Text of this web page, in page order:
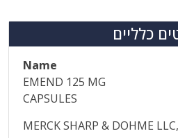
כלליים
Name
EMEND 125 MG
CAPSULES
MERCK SHARP & DOHME